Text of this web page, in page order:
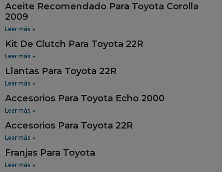
Aceite Recomendado Para Toyota Corolla
2009
Leer más »
Kit De Clutch Para Toyota 22R
Leer más »
Llantas Para Toyota 22R
Leer más »
Accesorios Para Toyota Echo 2000
Leer más »
Accesorios Para Toyota 22R
Leer más »
Franjas Para Toyota
Leer más »